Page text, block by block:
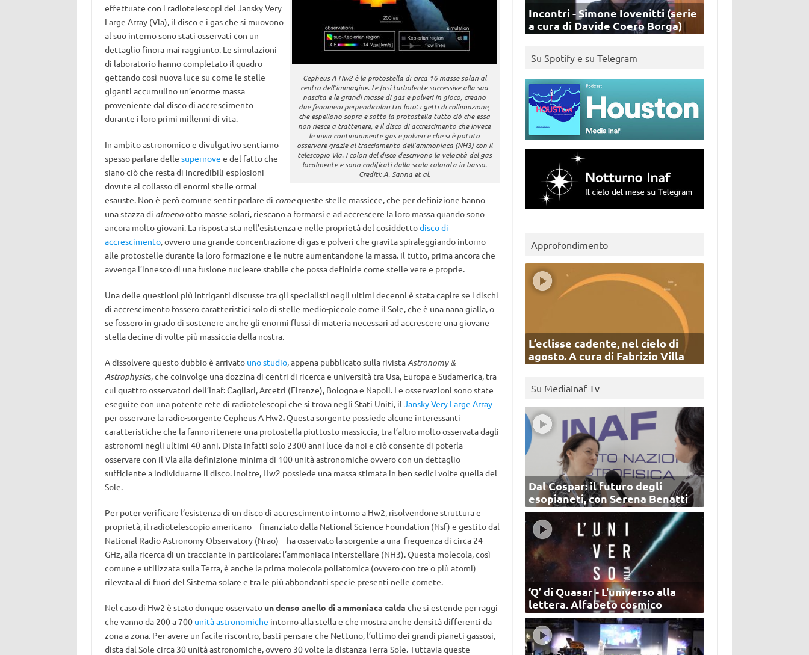
Cepheus A Hw2 è la protostella di circa 16 masse solari al
centro dell’immagine. Le fasi turbolente successive alla sua
nascita e le grandi masse di gas e polveri in gioco, creano
due fenomeni perpendicolari tra loro: i getti di collimazione,
che espellono sopra e sotto la protostella tutto ciò che essa
non riesce a trattenere, e il disco di accrescimento che invece
le invia continuamente gas e polveri e che si è potuto
osservare grazie al tracciamento dell’ammoniaca (NH3) con il
telescopio Vla. I colori del disco descrivono la velocità del gas
localmente e sono codificati dalla scala colorata in basso.
Crediti: A. Sanna et al.
effettuate con i radiotelescopi del Jansky Very
Large Array (Vla), il disco e i gas che si muovono
al suo interno sono stati osservati con un
dettaglio finora mai raggiunto. Le simulazioni
di laboratorio hanno completato il quadro
gettando così nuova luce su come le stelle
giganti accumulino un’enorme massa
proveniente dal disco di accrescimento
durante i loro primi millenni di vita.
In ambito astronomico e divulgativo sentiamo
spesso parlare delle supernove e del fatto che
siano ciò che resta di incredibili esplosioni
dovute al collasso di enormi stelle ormai
esauste. Non è però comune sentir parlare di comequeste stelle massicce, che per definizione hanno
una stazza di almenootto masse solari, riescano a formarsi e ad accrescere la loro massa quando sono
ancora molto giovani. La risposta sta nell’esistenza e nelle proprietà del cosiddettodisco di
accrescimento, ovvero una grande concentrazione di gas e polveri che gravita spiraleggiando intorno
alle protostelle durante la loro formazione e le nutre aumentandone la massa. Il tutto, prima ancora che
avvenga l’innesco di una fusione nucleare stabile che possa definirle come stelle vere e proprie.
Una delle questioni più intriganti discusse tra gli specialisti negli ultimi decenni è stata capire se i dischi
di accrescimento fossero caratteristici solo di stelle medio-piccole come il Sole, che è una nana gialla, o
se fossero in grado di sostenere anche gli enormi flussi di materia necessari ad accrescere una giovane
stella decine di volte più massiccia della nostra.
A dissolvere questo dubbio è arrivato uno studio, appena pubblicato sulla rivistaAstronomy &
Astrophysics, che coinvolge una dozzina di centri di ricerca e università tra Usa, Europa e Sudamerica, tra
cui quattro osservatori dell’Inaf: Cagliari, Arcetri (Firenze), Bologna e Napoli. Le osservazioni sono state
eseguite con una potente rete di radiotelescopi che si trova negli Stati Uniti, il Jansky Very Large Array
per osservare la radio-sorgente Cepheus A Hw2.Questa sorgente possiede alcune interessanti
caratteristiche che la fanno ritenere una protostella piuttosto massiccia, tra l’altro molto osservata dagli
astronomi negli ultimi 40 anni. Dista infatti solo 2300 anni luce da noi e ciò consente di poterla
osservare con il Vla alla definizione minima di 100 unità astronomiche ovvero con un dettaglio
sufficiente a individuarne il disco. Inoltre, Hw2 possiede una massa stimata in ben sedici volte quella del
Sole.
Per poter verificare l’esistenza di un disco di accrescimento intorno a Hw2, risolvendone struttura e
proprietà, il radiotelescopio americano – finanziato dalla National Science Foundation (Nsf) e gestito dal
National Radio Astronomy Observatory (Nrao) – ha osservato la sorgente a una frequenza di circa 24
GHz, alla ricerca di un tracciante in particolare: l’ammoniaca interstellare (NH3). Questa molecola, così
comune e utilizzata sulla Terra, è anche la prima molecola poliatomica (ovvero con tre o più atomi)
rilevata al di fuori del Sistema solare e tra le più abbondanti specie presenti nelle comete.
Nel caso di Hw2 è stato dunque osservatoun denso anello di ammoniaca calda che si estende per raggi
che vanno da 200 a 700 unità astronomiche intorno alla stella e che mostra anche densità differenti da
zona a zona. Per avere un facile riscontro, basti pensare che Nettuno, l’ultimo dei grandi pianeti gassosi,
dista dal Sole circa 30 unità astronomiche, ovvero 30 volte la distanza Terra-Sole. Tuttavia queste
Incontri - Simone Iovenitti (serie
a cura di Davide Coero Borga)
Su Spotify e su Telegram
Approfondimento
L’eclisse cadente, nel cielo di
agosto. A cura di Fabrizio Villa
Su MediaInaf Tv
Dal Cospar: il futuro degli
esopianeti, con Serena Benatti
‘Q’ di Quasar - L'universo alla
lettera. Alfabeto cosmico